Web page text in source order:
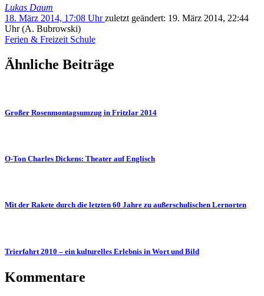
Lukas Daum
18. März 2014, 17:08 Uhrzuletzt geändert: 19. März 2014, 22:44
Uhr(A. Bubrowski)
Ferien & Freizeit Schule
Ähnliche Beiträge
Großer Rosenmontagsumzug in Fritzlar 2014
O-Ton Charles Dickens: Theater auf Englisch
Mit der Rakete durch die letzten 60 Jahre zu außerschulischen Lernorten
Trierfahrt 2010 – ein kulturelles Erlebnis in Wort und Bild
Kommentare